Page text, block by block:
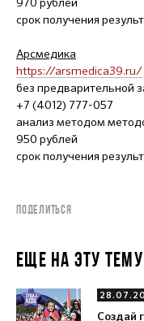
срок получения
Арсмедика
https://arsmedica39.ru/
без предварительной
+7 (4012) 777-057
анализ методом
950 рублей
срок получения
ПОДЕЛИТЬСЯ
ЕЩЕ НА ЭТУ ТЕМУ
Создай